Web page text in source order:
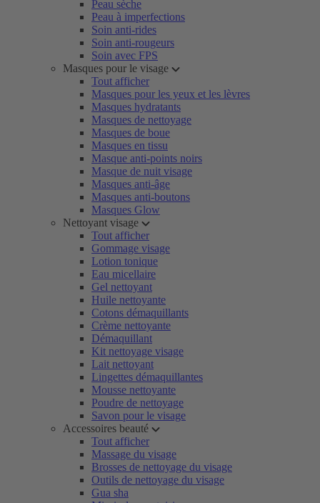
Peau sèche
Peau à imperfections
Soin anti-rides
Soin anti-rougeurs
Soin avec FPS
Masques pour le visage
Tout afficher
Masques pour les yeux et les lèvres
Masques hydratants
Masques de nettoyage
Masques de boue
Masques en tissu
Masque anti-points noirs
Masque de nuit visage
Masques anti-âge
Masques anti-boutons
Masques Glow
Nettoyant visage
Tout afficher
Gommage visage
Lotion tonique
Eau micellaire
Gel nettoyant
Huile nettoyante
Cotons démaquillants
Crème nettoyante
Démaquillant
Kit nettoyage visage
Lait nettoyant
Lingettes démaquillantes
Mousse nettoyante
Poudre de nettoyage
Savon pour le visage
Accessoires beauté
Tout afficher
Massage du visage
Brosses de nettoyage du visage
Outils de nettoyage du visage
Gua sha